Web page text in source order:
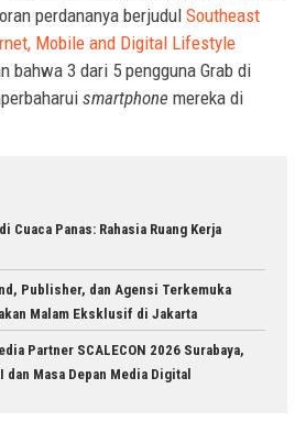
perdananya berjudul Southeast
Mobile and Digital Lifestyle
bahwa 3 dari 5 pengguna Grab di
smartphone mereka di
Cuaca Panas: Rahasia Ruang Kerja
Publisher, dan Agensi Terkemuka
Malam Eksklusif di Jakarta
Partner SCALECON 2026 Surabaya,
dan Masa Depan Media Digital